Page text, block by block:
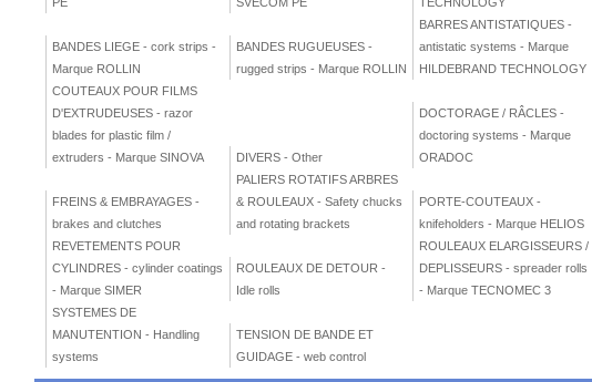
BANDES LIEGE - cork strips -
Marque ROLLIN
BANDES RUGUEUSES -
rugged strips - Marque ROLLIN
BARRES ANTISTATIQUES -
antistatic systems - Marque
HILDEBRAND TECHNOLOGY
COUTEAUX POUR FILMS
D'EXTRUDEUSES - razor
blades for plastic film /
extruders - Marque SINOVA
DIVERS - Other
DOCTORAGE / RÂCLES -
doctoring systems - Marque
ORADOC
FREINS & EMBRAYAGES -
brakes and clutches
PALIERS ROTATIFS ARBRES
& ROULEAUX - Safety chucks
and rotating brackets
PORTE-COUTEAUX -
knifeholders - Marque HELIOS
REVETEMENTS POUR
CYLINDRES - cylinder coatings
- Marque SIMER
ROULEAUX DE DETOUR -
Idle rolls
ROULEAUX ELARGISSEURS /
DEPLISSEURS - spreader rolls
- Marque TECNOMEC 3
SYSTEMES DE
MANUTENTION - Handling
systems
TENSION DE BANDE ET
GUIDAGE - web control